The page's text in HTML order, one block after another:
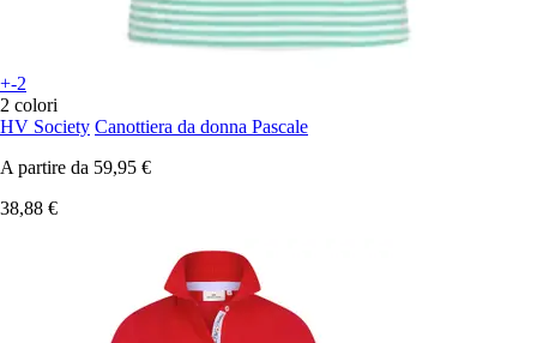
+-2
2 colori
HV Society Canottiera da donna Pascale
A partire da 59,95 €
38,88 €